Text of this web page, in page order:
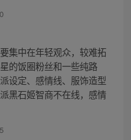
集中在年轻观众，较难拓
的饭圈粉丝和一些纯路
设定、感情线、服饰造型
黑石姬智商不在线，感情